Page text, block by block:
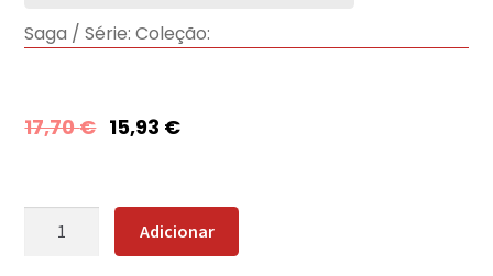
Saga / Série: Coleção:
17,70€ 15,93 €
Quantidade
Adicionar